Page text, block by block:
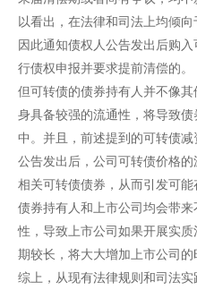
以看出，在法律和司法上均倾
因此通知债权人公告发出后购
行债权申报并要求提前清偿的。
但可转债的债券持有人并不像
身具备较强的流通性，将导致
中。并且，前述提到的可转债
公告发出后，公司可转债价格
相关可转债债券，从而引发可
债券持有人和上市公司均会带
性，导致上市公司如果开展实
期较长，将大大增加上市公司的
综上，从现有法律规则和司法